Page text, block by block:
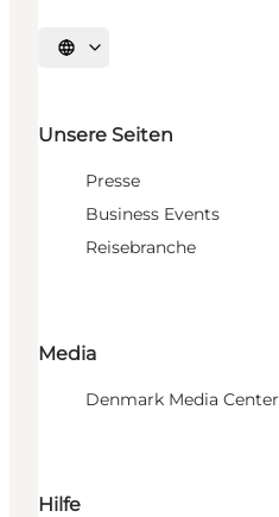
Sprache auswählen
Unsere Seiten
Presse
Business Events
Reisebranche
Media
Denmark Media Center
Hilfe